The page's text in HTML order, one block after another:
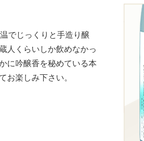
でじっくりと手造り醸
人くらいしか飲めなかっ
に吟醸香を秘めている本
お楽しみ下さい。